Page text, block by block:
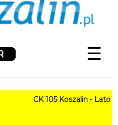
☰
CK 105 Koszalin - Lato w Mieście